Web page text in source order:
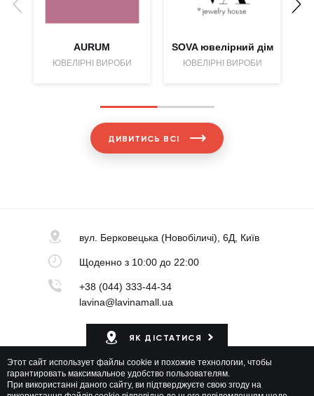
AURUM
ЮВЕЛІРНІ ВИРОБИ
SOVA ювелірний дім
ЮВЕЛІРНІ ВИРОБИ
ДИВИТИСЬ ВСІ
вул. Берковецька (Новобіличі), 6Д, Київ
Щоденноз 10:00 до 22:00
+38 (044) 333-44-34
lavina@lavinamall.ua
ЯК ДІСТАТИСЯ
Мапа ТРЦ
Этот сайт использует файлы cookie и похожие технологии, чтобы
гарантировать максимальное удобство пользователям.
При використанні даного сайту, ви підтверджуєте свою згоду на